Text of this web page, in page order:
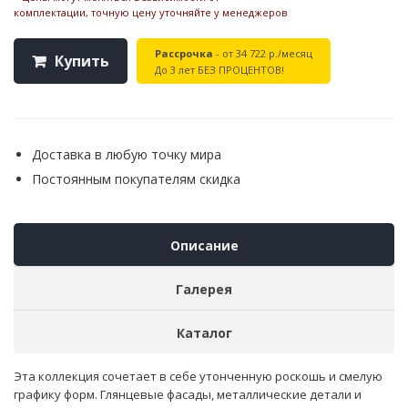
комплектации, точную цену уточняйте у менеджеров
Купить Рассрочка - от 34 722 р./месяц
До 3 лет БЕЗ ПРОЦЕНТОВ!
Доставка в любую точку мира
Постоянным покупателям скидка
Описание
Галерея
Каталог
Эта коллекция сочетает в себе утонченную роскошь и смелую
графику форм. Глянцевые фасады, металлические детали и